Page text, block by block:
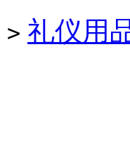
> 礼仪用